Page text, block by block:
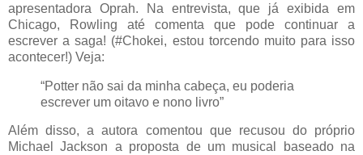
apresentadora Oprah. Na entrevista, que já exibida em
Chicago, Rowling até comenta que pode continuar a
escrever a saga! (#Chokei, estou torcendo muito para isso
acontecer!) Veja:
“Potter não sai da minha cabeça, eu poderia
escrever um oitavo e nono livro”
Além disso, a autora comentou que recusou do próprio
Michael Jackson a proposta de um musical baseado na